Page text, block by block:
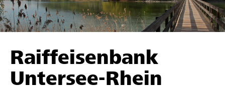
Parrainer
Soutien & assistance
Trouvez des projets et des organisations
Raiffeisenbank
Untersee-Rhein